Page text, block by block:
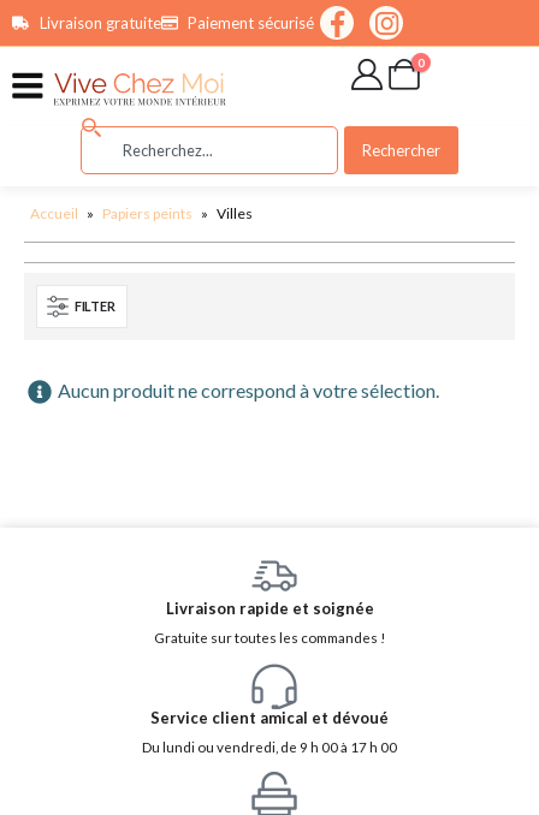
principalLivraison gratuite Paiement sécurisé
0
Rechercher
Accueil » Papiers peints » Villes
FILTER
Aucun produit ne correspond à votre sélection.
Livraison rapide et soignée
Gratuite sur toutes les commandes !
Service client amical et dévoué
Du lundi ou vendredi, de 9 h 00 à 17 h 00